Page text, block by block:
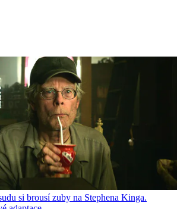
si brousí zuby na Stephena Kinga.